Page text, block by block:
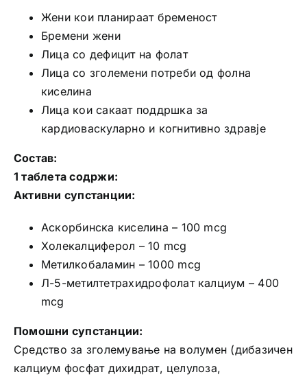
Жени кои планираат бременост
Бремени жени
Лица со дефицит на фолат
Лица со зголемени потреби од фолна
киселина
Лица кои сакаат поддршка за
кардиоваскуларно и когнитивно здравје
Состав:
1 таблета содржи:
Активни супстанции:
Аскорбинска киселина – 100 mcg
Холекалциферол – 10 mcg
Метилкобаламин – 1000 mcg
Л-5-метилтетрахидрофолат калциум – 400
mcg
Помошни супстанции:
Средство за зголемување на волумен (дибазичен
калциум фосфат дихидрат, целулоза,